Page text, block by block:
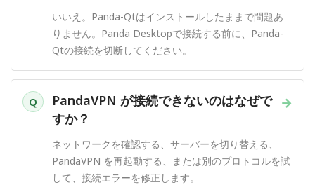
いいえ。Panda-Qtはインストールしたままで問題あ
りません。Panda Desktopで接続する前に、Panda-
Qtの接続を切断してください。
Q →
PandaVPN が接続できないのはなぜで
すか？
ネットワークを確認する、サーバーを切り替える、
PandaVPN を再起動する、または別のプロトコルを試
して、接続エラーを修正します。